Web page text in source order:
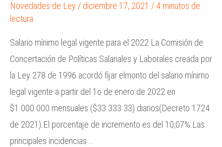
Novedades de Ley / diciembre 17, 2021 / 4 minutos de
lectura
Salario mínimo legal vigente para el 2022 La Comisión de
Concertación de Políticas Salariales y Laborales creada por
la Ley 278 de 1996 acordó fijar elmonto del salario mínimo
legal vigente a partir del 1o de enero de 2022 en
$1.000.000 mensuales ($33.333.33) diarios(Decreto 1724
de 2021).El porcentaje de incremento es del 10,07%.Las
principales incidencias …